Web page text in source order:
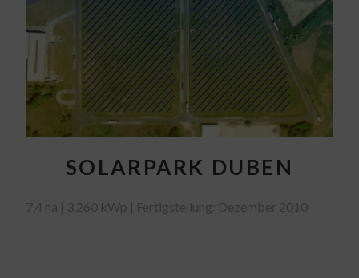
SOLARPARK DUBEN
7,4 ha | 3.260 kWp | Fertigstellung: Dezember 2010